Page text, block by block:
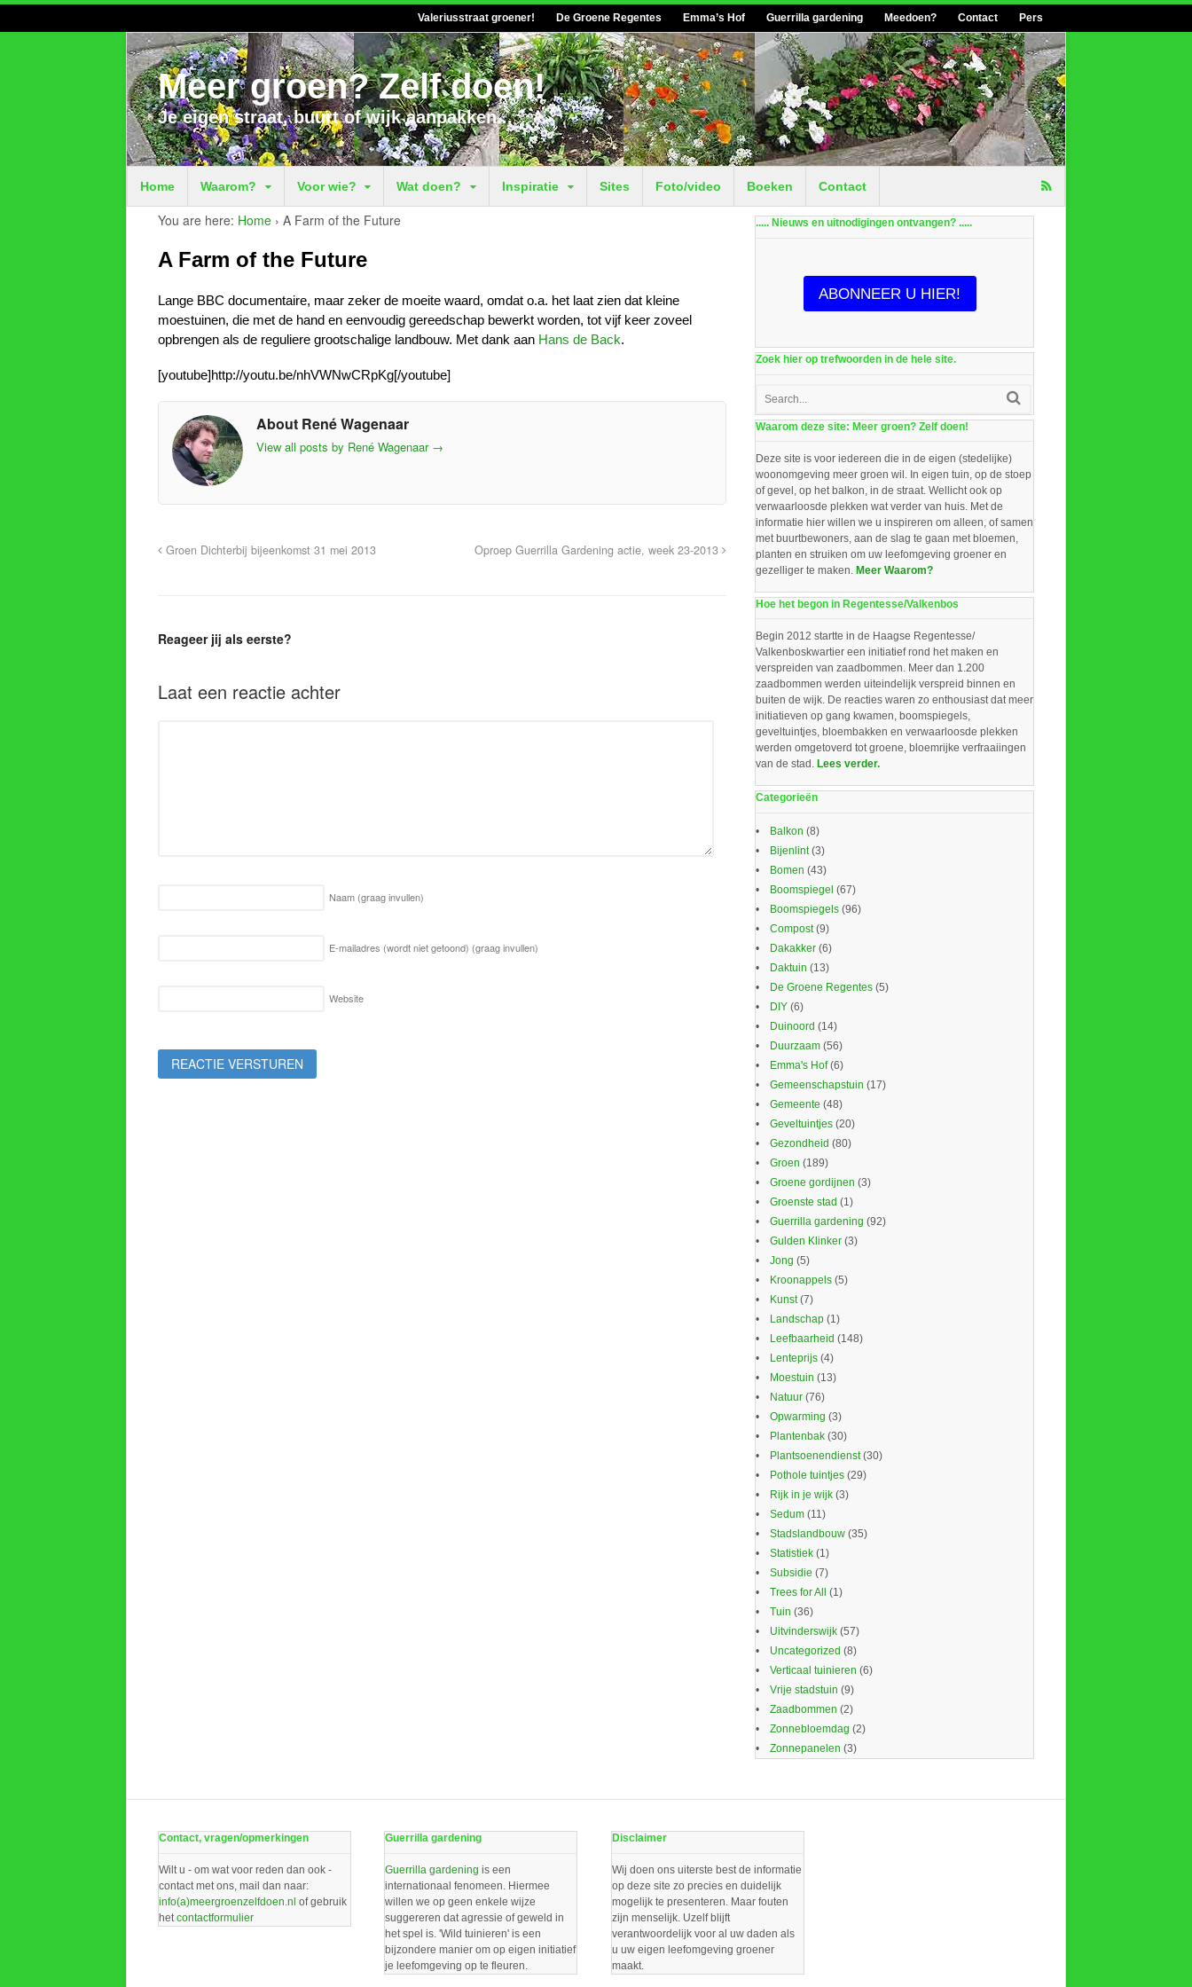
Valeriusstraat groener! De Groene Regentes Emma’s Hof Guerrilla gardening Meedoen? Contact Pers
Meer groen? Zelf doen!
Je eigen straat, buurt of wijk aanpakken...
Home Waarom? Voor wie? Wat doen? Inspiratie Sites Foto/video Boeken Contact
You are here: Home › A Farm of the Future
A Farm of the Future
Lange BBC documentaire, maar zeker de moeite waard, omdat o.a. het laat zien dat kleine
moestuinen, die met de hand en eenvoudig gereedschap bewerkt worden, tot vijf keer zoveel
opbrengen als de reguliere grootschalige landbouw. Met dank aan Hans de Back.
[youtube]http://youtu.be/nhVWNwCRpKg[/youtube]
About René Wagenaar
View all posts by René Wagenaar →
Groen Dichterbij bijeenkomst 31 mei 2013 Oproep Guerrilla Gardening actie, week 23-2013
Reageer jij als eerste?
Laat een reactie achter
Naam (graag invullen)
E-mailadres (wordt niet getoond) (graag invullen)
Website
..... Nieuws en uitnodigingen ontvangen? .....
ABONNEER U HIER!
Zoek hier op trefwoorden in de hele site.
Waarom deze site: Meer groen? Zelf doen!
Deze site is voor iedereen die in de eigen (stedelijke)
woonomgeving meer groen wil. In eigen tuin, op de stoep
of gevel, op het balkon, in de straat. Wellicht ook op
verwaarloosde plekken wat verder van huis. Met de
informatie hier willen we u inspireren om alleen, of samen
met buurtbewoners, aan de slag te gaan met bloemen,
planten en struiken om uw leefomgeving groener en
gezelliger te maken. Meer Waarom?
Hoe het begon in Regentesse/Valkenbos
Begin 2012 startte in de Haagse Regentesse/
Valkenboskwartier een initiatief rond het maken en
verspreiden van zaadbommen. Meer dan 1.200
zaadbommen werden uiteindelijk verspreid binnen en
buiten de wijk. De reacties waren zo enthousiast dat meer
initiatieven op gang kwamen, boomspiegels,
geveltuintjes, bloembakken en verwaarloosde plekken
werden omgetoverd tot groene, bloemrijke verfraaiingen
van de stad. Lees verder.
Categorieën
Balkon (8)
Bijenlint(3)
Bomen (43)
Boomspiegel (67)
Boomspiegels(96)
Compost(9)
Dakakker(6)
Daktuin (13)
De Groene Regentes(5)
DIY(6)
Duinoord (14)
Duurzaam(56)
Emma's Hof(6)
Gemeenschapstuin (17)
Gemeente (48)
Geveltuintjes(20)
Gezondheid (80)
Groen (189)
Groene gordijnen (3)
Groenste stad (1)
Guerrilla gardening (92)
Gulden Klinker(3)
Jong (5)
Kroonappels(5)
Kunst(7)
Landschap(1)
Leefbaarheid (148)
Lenteprijs(4)
Moestuin (13)
Natuur(76)
Opwarming (3)
Plantenbak(30)
Plantsoenendienst(30)
Pothole tuintjes(29)
Rijk in je wijk(3)
Sedum(11)
Stadslandbouw(35)
Statistiek(1)
Subsidie (7)
Trees for All
(1)
Tuin (36)
Uitvinderswijk(57)
Uncategorized (8)
Verticaal tuinieren (6)
Vrije stadstuin (9)
Zaadbommen (2)
Zonnebloemdag (2)
Zonnepanelen (3)
Contact, vragen/opmerkingen
Wilt u - om wat voor reden dan ook -
contact met ons, mail dan naar:
info(a)meergroenzelfdoen.nl of gebruik
hetcontactformulier
Guerrilla gardening
Guerrilla gardening is een
internationaal fenomeen. Hiermee
willen we op geen enkele wijze
suggereren dat agressie of geweld in
het spel is. 'Wild tuinieren' is een
bijzondere manier om op eigen initiatief
je leefomgeving op te fleuren.
Disclaimer
Wij doen ons uiterste best de informatie
op deze site zo precies en duidelijk
mogelijk te presenteren. Maar fouten
zijn menselijk. Uzelf blijft
verantwoordelijk voor al uw daden als
u uw eigen leefomgeving groener
maakt.